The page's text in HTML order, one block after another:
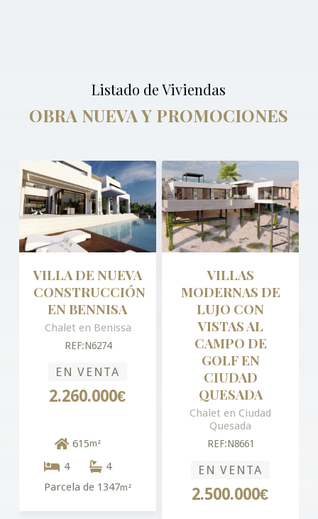
Listado de Viviendas
OBRA NUEVA Y PROMOCIONES
VILLA DE NUEVA
CONSTRUCCIÓN
EN BENNISA
Chalet en Benissa
REF:N6274
EN VENTA
2.260.000€
615m²
4
4
Parcela de 1347m²
VILLAS
MODERNAS DE
LUJO CON
VISTAS AL
CAMPO DE
GOLF EN
CIUDAD
QUESADA
Chalet en Ciudad
Quesada
REF:N8661
EN VENTA
2.500.000€